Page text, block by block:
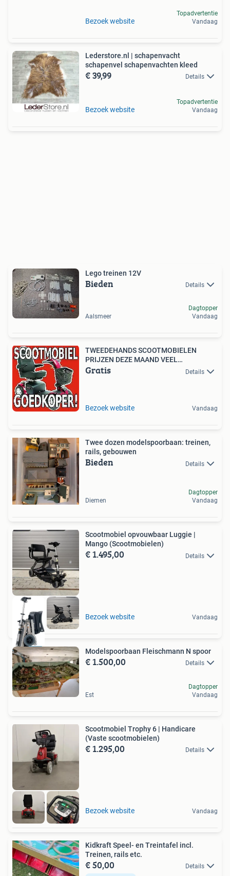
Bezoek website
Topadvertentie
Vandaag
Lederstore.nl | schapenvacht
schapenvel schapenvachten kleed
€ 39,99 Details
Bezoek website
Topadvertentie
Vandaag
Lego treinen 12V
Bieden Details
Aalsmeer
Dagtopper
Vandaag
TWEEDEHANDS SCOOTMOBIELEN
PRIJZEN DEZE MAAND VEEL
GOEDKOPER!
Gratis Details
Bezoek website Vandaag
Twee dozen modelspoorbaan: treinen,
rails, gebouwen
Bieden Details
Diemen
Dagtopper
Vandaag
Scootmobiel opvouwbaar Luggie |
Mango (Scootmobielen)
€ 1.495,00 Details
Bezoek website Vandaag
Modelspoorbaan Fleischmann N spoor
€ 1.500,00 Details
Est
Dagtopper
Vandaag
Scootmobiel Trophy 6 | Handicare
(Vaste scootmobielen)
€ 1.295,00 Details
Bezoek website Vandaag
Kidkraft Speel- en Treintafel incl.
Treinen, rails etc.
€ 50,00 Details